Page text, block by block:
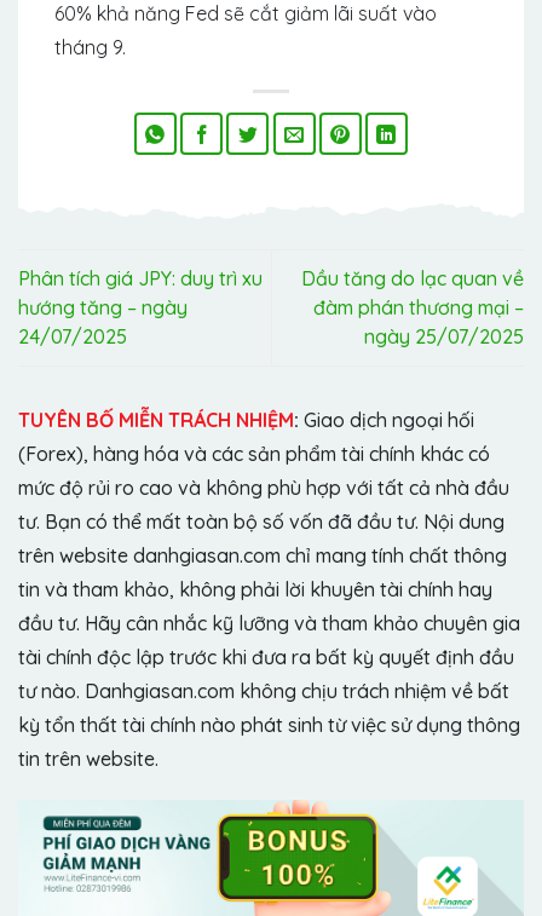
60% khả năng Fed sẽ cắt giảm lãi suất vào
tháng 9.
Phân tích giá JPY: duy trì xu
hướng tăng – ngày
24/07/2025
Dầu tăng do lạc quan về
đàm phán thương mại –
ngày 25/07/2025
TUYÊN BỐ MIỄN TRÁCH NHIỆM: Giao dịch ngoại hối
(Forex), hàng hóa và các sản phẩm tài chính khác có
mức độ rủi ro cao và không phù hợp với tất cả nhà đầu
tư. Bạn có thể mất toàn bộ số vốn đã đầu tư. Nội dung
trên website danhgiasan.com chỉ mang tính chất thông
tin và tham khảo, không phải lời khuyên tài chính hay
đầu tư. Hãy cân nhắc kỹ lưỡng và tham khảo chuyên gia
tài chính độc lập trước khi đưa ra bất kỳ quyết định đầu
tư nào. Danhgiasan.com không chịu trách nhiệm về bất
kỳ tổn thất tài chính nào phát sinh từ việc sử dụng thông
tin trên website.